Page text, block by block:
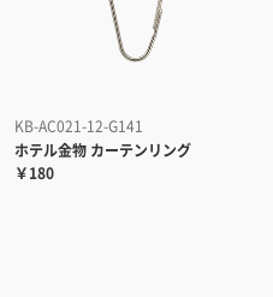
KB-AC021-12-G141
ホテル金物 カーテンリング
￥180